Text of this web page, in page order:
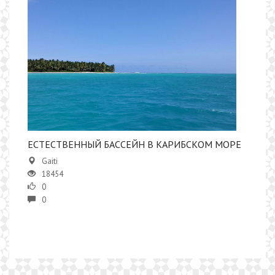
​​ЕСТЕСТВЕННЫЙ БАССЕЙН В КАРИБСКОМ МОРЕ
Gaiti
18454
0
0